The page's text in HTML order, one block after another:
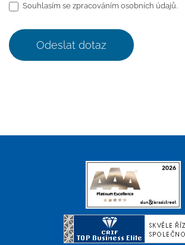
Souhlasím se zpracováním osobních údajů.
Odeslat dotaz